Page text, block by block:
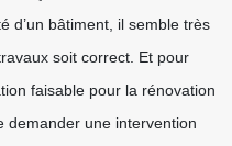
d’un bâtiment, il semble très
soit correct. Et pour
faisable pour la rénovation
demander une intervention